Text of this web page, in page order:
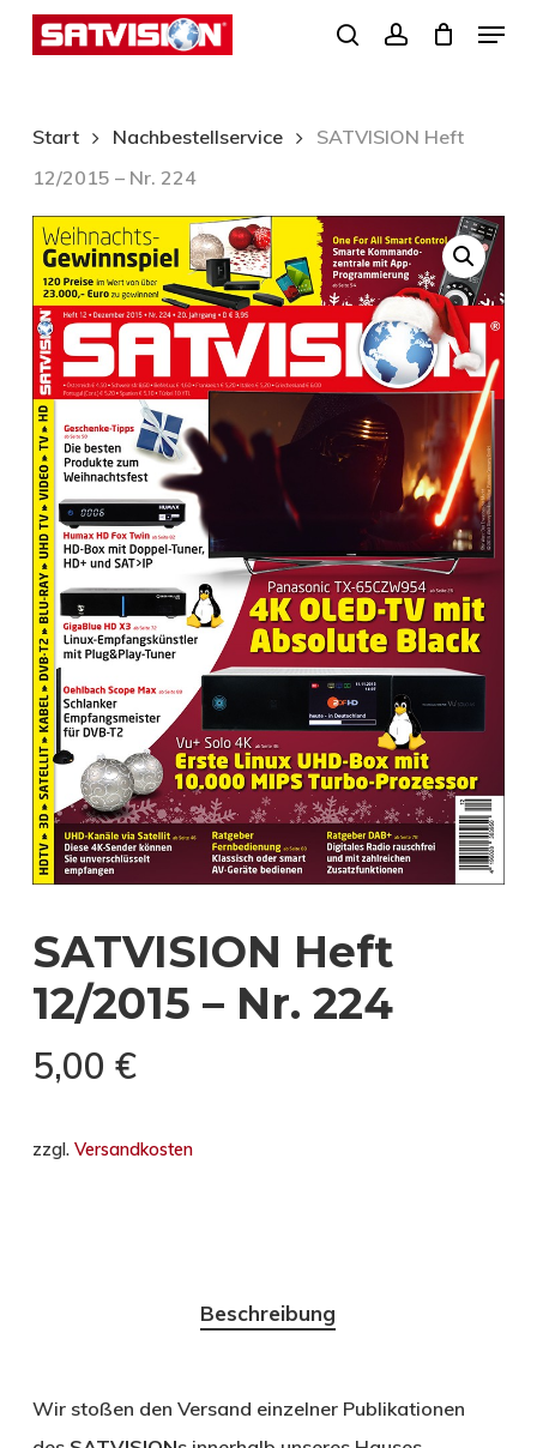
Skip
content
search
Menu
Start Nachbestellservice
SATVISION Heft
12/2015 – Nr. 224
SATVISION Heft
12/2015 – Nr. 224
5,00 €
zzgl. Versandkosten
Beschreibung
Wir stoßen den Versand einzelner Publikationen